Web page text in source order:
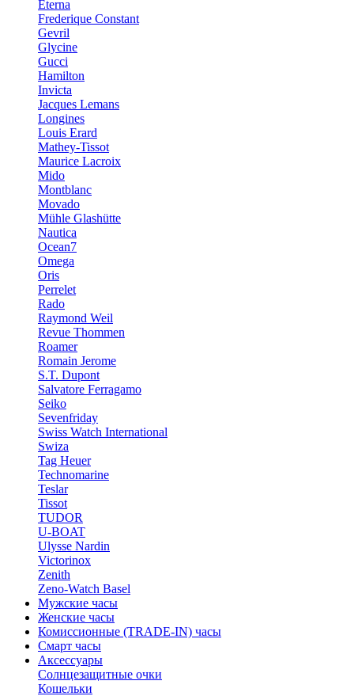
Eterna
Frederique Constant
Gevril
Glycine
Gucci
Hamilton
Invicta
Jacques Lemans
Longines
Louis Erard
Mathey-Tissot
Maurice Lacroix
Mido
Montblanc
Movado
Mühle Glashütte
Nautica
Ocean7
Omega
Oris
Perrelet
Rado
Raymond Weil
Revue Thommen
Roamer
Romain Jerome
S.T. Dupont
Salvatore Ferragamo
Seiko
Sevenfriday
Swiss Watch International
Swiza
Tag Heuer
Technomarine
Teslar
Tissot
TUDOR
U-BOAT
Ulysse Nardin
Victorinox
Zenith
Zeno-Watch Basel
Мужские часы
Женские часы
Комиссионные (TRADE-IN) часы
Смарт часы
Аксессуары
Солнцезащитные очки
Кошельки